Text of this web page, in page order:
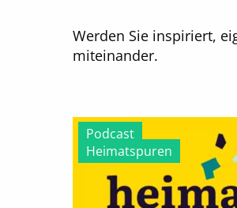
Werden Sie inspiriert,
miteinander.
Podcast
Heimatspuren